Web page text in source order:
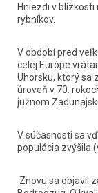
Hniezdi v
rybníkov.
V období pred
celej Európe
Uhorsku, ktorý sa
úroveň v 70.
južnom
V súčasnosti sa
populácia zvýšila
Znovu sa objavil